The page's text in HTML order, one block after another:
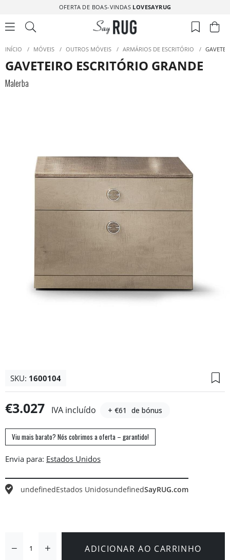
OFERTA DE BOAS-VINDAS LOVESAYRUG
INÍCIO / MÓVEIS / OUTROS MÓVEIS / ARMÁRIOS DE ESCRITÓRIO /
GAVETEIRO ESCRITÓRIO GRANDE
Malerba
SKU: 1600104
€3.027 IVA incluído + €61 de bónus
Viu mais barato? Nós cobrimos a oferta – garantido!
Envia para:
undefinedEstados UnidosundefinedSayRUG.com
ADICIONAR AO CARRINHO